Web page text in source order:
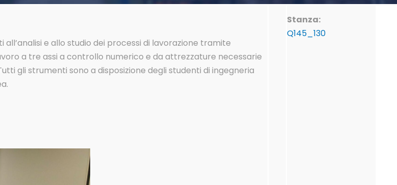
e allo studio dei processi di lavorazione tramite
a tre assi a controllo numerico e da attrezzature necessarie
gli strumenti sono a disposizione degli studenti di ingegneria
Stanza:
Q145_130